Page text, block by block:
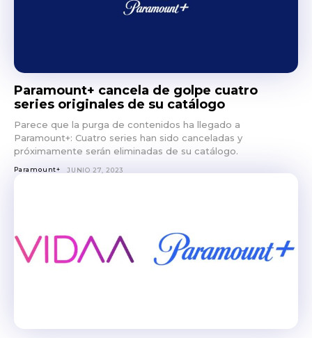
Don't miss
out!
Sing up for our newsletter
Paramount+ cancela de golpe cuatro
series originales de su catálogo
Parece que la purga de contenidos ha llegado a
Paramount+: Cuatro series han sido canceladas y
próximamente serán eliminadas de su catálogo.
Paramount+ JUNIO 27, 2023